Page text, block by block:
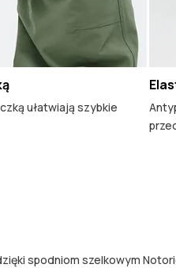
ułatwiają szybkie
spodniom szelkowym